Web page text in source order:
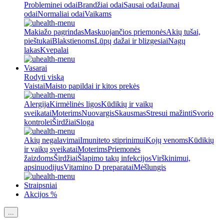
Probleminei odaiBrandžiai odaiSausai odaiJaunai
odaiNormaliai odaiVaikams
Makiažo pagrindasMaskuojančios priemonėsAkių tušai,
pieštukaiBlakstienomsLūpų dažai ir blizgesiaiNagų
lakasKvepalai
Vasarai
Rodyti viską
VaistaiMaisto papildai ir kitos prekės
AlergijaKirmėlinės ligosKūdikių ir vaikų
sveikataiMoterimsNuovargisSkausmasStresui mažintiSvorio
kontroleiŠirdžiaiSloga
Akių negalavimaiImuniteto stiprinimuiKojų venomsKūdikių
ir vaikų sveikataiMoterimsPriemonės
žaizdomsŠirdžiaiŠlapimo takų infekcijosVirškinimui,
apsinuodijusVitamino D preparataiMėšlungis
Straipsniai
Akcijos %
...